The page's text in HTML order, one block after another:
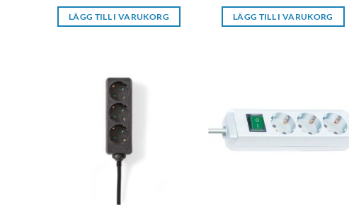
LÄGG TILL I VARUKORG LÄGG TILL I VARUKORG